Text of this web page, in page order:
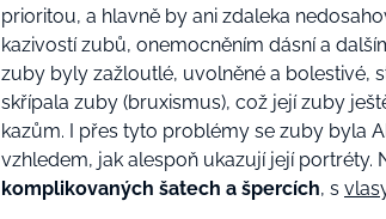
prioritou, a hlavně by ani zdaleka
kazivostí zubů, onemocněním dásní a
zuby byly zažloutlé, uvolněné a bolestivé,
skřípala zuby (bruxismus), což její zuby
kazům. I přes tyto problémy se zuby byla
vzhledem, jak alespoň ukazují její
komplikovaných šatech a špercích, s